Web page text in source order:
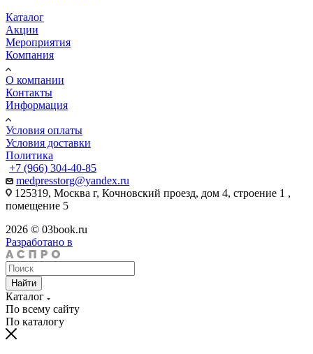
Каталог
Акции
Мероприятия
Компания
О компании
Контакты
Информация
Условия оплаты
Условия доставки
Политика
+7 (966) 304-40-85
medpresstorg@yandex.ru
125319, Москва г, Кочновский проезд, дом 4, строение 1 ,
помещение 5
2026 © 03book.ru
Разработано в
Найти
Каталог
По всему сайту
По каталогу